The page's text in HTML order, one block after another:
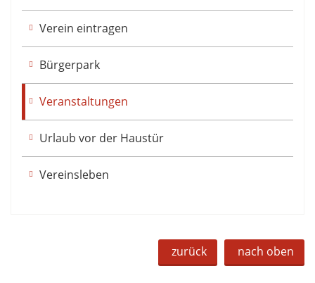
Verein eintragen
Bürgerpark
Veranstaltungen
Urlaub vor der Haustür
Vereinsleben
zurück nach oben